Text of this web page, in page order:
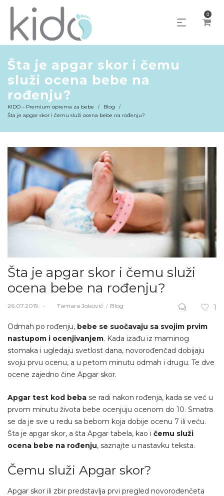
0
Šta je apgar skor i čemu
služi ocena bebe na
rođenju?
KIDO – Premium oprema za bebe / Blog /
Šta je apgar skor i čemu služi ocena bebe na rođenju?
Šta je apgar skor i čemu služi
ocena bebe na rođenju?
Posted
26.07.2019. OdTamara Joković
Posted
Blog 1
Odmah po rođenju, bebe se suočavaju sa svojim prvim
nastupom i ocenjivanjem. Kada izađu iz maminog
stomaka i ugledaju svetlost dana, novorođenčad dobijaju
svoju prvu ocenu, a u petom minutu odmah i drugu. Te dve
ocene zajedno čine Apgar skor.
Apgar test kod beba se radi nakon rođenja, kada se već u
prvom minutu života bebe ocenjuju ocenom do 10. Smatra
se da je sve u redu sa bebom koja dobije ocenu 7 ili veću.
Šta je apgar skor, a šta Apgar tabela, kao i čemu služi
ocena bebe na rođenju, saznajte u nastavku teksta.
Čemu služi Apgar skor?
Apgar skor ili zbir predstavlja prvi pregled novorođenčeta